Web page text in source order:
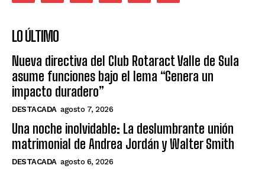
LO ÚLTIMO
Nueva directiva del Club Rotaract Valle de Sula
asume funciones bajo el lema “Genera un
impacto duradero”
DESTACADA agosto 7, 2026
Una noche inolvidable: La deslumbrante unión
matrimonial de Andrea Jordán y Walter Smith
DESTACADA agosto 6, 2026